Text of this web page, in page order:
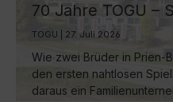
70 Jahre TOGU –
Ball-Manufaktur
TOGU | 27. Juli 2026
Wie zwei Brüder in Prien-
den ersten nahtlosen
daraus ein